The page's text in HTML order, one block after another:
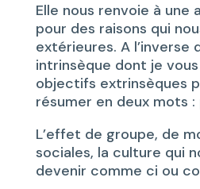
Elle nous renvoie à
pour des raisons qui
extérieures. A l’inverse
intrinsèque dont je
objectifs extrinsèques
résumer en deux mots :
L’effet de groupe, de
sociales, la culture qui
devenir comme ci ou